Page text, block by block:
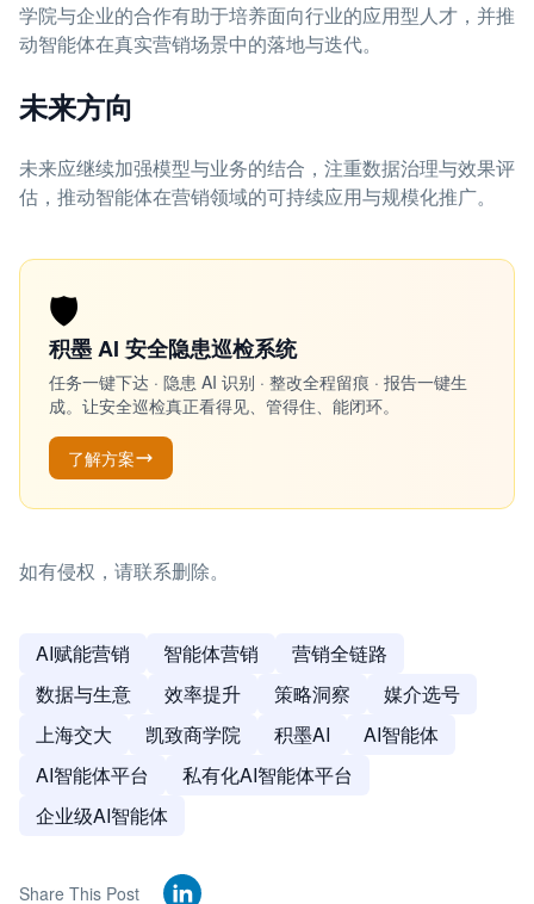
学院与企业的合作有助于培养面向行业的应用型人才，并推
动智能体在真实营销场景中的落地与迭代。
未来方向
未来应继续加强模型与业务的结合，注重数据治理与效果评
估，推动智能体在营销领域的可持续应用与规模化推广。
🛡️
积墨 AI 安全隐患巡检系统
任务一键下达 · 隐患 AI 识别 · 整改全程留痕 · 报告一键生
成。让安全巡检真正看得见、管得住、能闭环。
了解方案
如有侵权，请联系删除。
AI赋能营销 智能体营销
营销全链路
数据与生意
效率提升 策略洞察
媒介选号
上海交大
凯致商学院 积墨AI
AI智能体
AI智能体平台
私有化AI智能体平台
企业级AI智能体
Share This Post